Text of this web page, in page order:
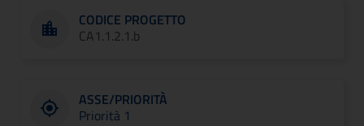
CODICE PROGETTO
CA1.1.2.1.b
ASSE/PRIORITÀ
Priorità 1